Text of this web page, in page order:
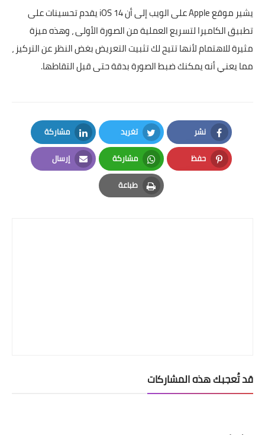
يشير موقع Apple على الويب إلى أن iOS 14 يقدم تحسينات على
تطبيق الكاميرا لتسريع العملية من الصورة الأولى ، وهذه ميزة
مثيرة للاهتمام لأنها تتيح لك تثبيت التعريض بغض النظر عن التركيز ،
مما يعني أنه يمكنك ضبط الصورة بدقة حتى قبل التقاطها.
نشر
Facebook
تغريد
Twitter
مشاركة
LinkedIn
حفظ
Pinterest
مشاركة
Whatsapp
إرسال
Email
طباعة
Print
قد تُعجبك هذه المشاركات